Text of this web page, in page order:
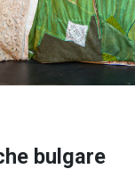
bulgare